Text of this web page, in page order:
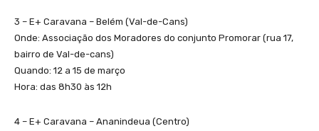
3 – E+ Caravana – Belém (Val-de-Cans)
Onde: Associação dos Moradores do conjunto Promorar (rua 17,
bairro de Val-de-cans)
Quando: 12 a 15 de março
Hora: das 8h30 às 12h
4 – E+ Caravana – Ananindeua (Centro)